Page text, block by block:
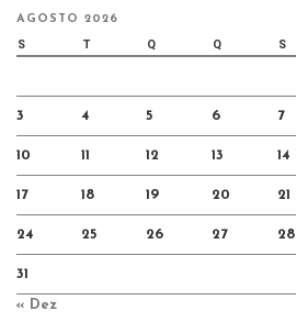
AGOSTO 2026
S T Q Q S
3 4 5 6 7
10 11 12 13 14
17 18 19 20 21
24 25 26 27 28
31
« Dez